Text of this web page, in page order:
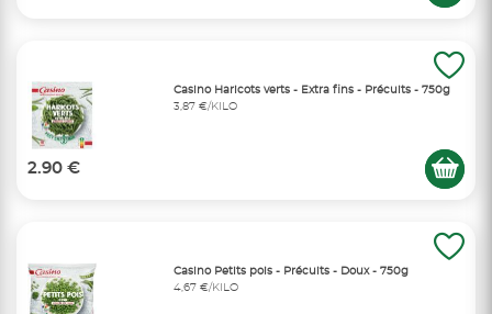
Casino Haricots verts - Extra fins - Précuits - 750g
3,87 €/KILO
2.90 €
Casino Petits pois - Précuits - Doux - 750g
4,67 €/KILO